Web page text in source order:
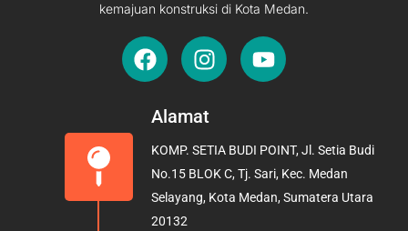
kemajuan konstruksi di Kota Medan.
F
a
e
o
o
k
I
n
t
g
r
a
Y
o
b
e
Alamat
KOMP. SETIA BUDI POINT, Jl. Setia Budi
No.15 BLOK C, Tj. Sari, Kec. Medan
Selayang, Kota Medan, Sumatera Utara
20132